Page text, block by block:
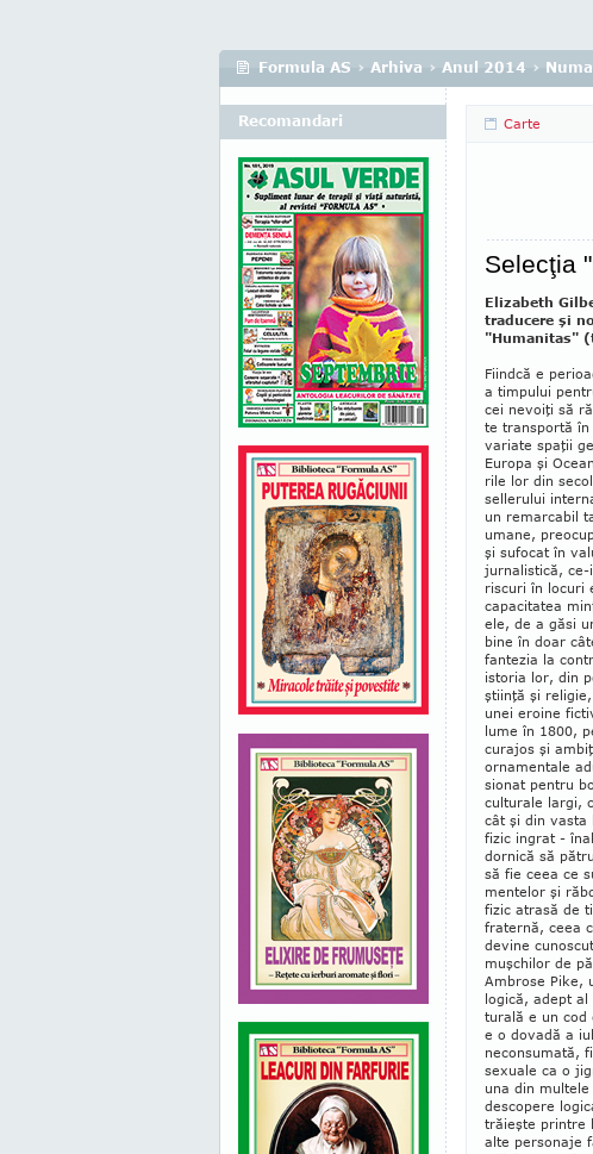
Formula AS › Arhiva › Anul 2014 ›
Carte
Selecţia
Elizabeth
traducere şi
"Humanitas"
Fiindcă e
a tim­pu­lui
cei nevoiţi să
te transportă în
variate spaţii
Eu­ropa şi
rile lor din
selleru­lui
un remarcabil
umane,
şi sufocat în
jur­nalistică,
riscuri în locuri
capa­ci­tatea
ele, de a găsi
bine în doar
fantezia la
istoria lor, din
ştiinţă şi
unei eroine
lume în 1800,
curajos şi
ornamentale
sio­nat pen­tru
cultu­rale largi,
cât şi din vasta
fizic ingrat -
dornică să
să fie ceea ce
men­­telor şi
fizic atrasă de
fraternă, ceea
devine
muşchilor de
Ambrose Pike,
logică, adept
turală e un cod
e o dovadă a
neconsumată,
sexuale ca o
una din
descopere
trăieşte printre
alte personaje
Recomandari